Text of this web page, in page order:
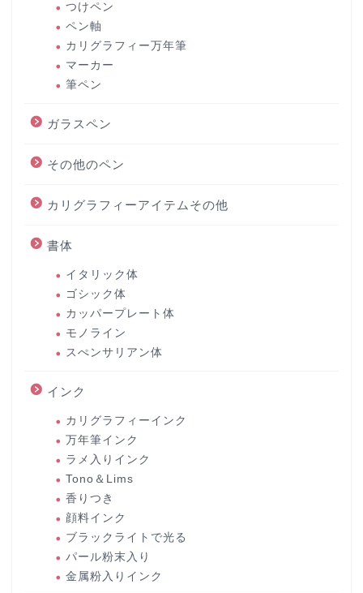
つけペン
ペン軸
カリグラフィー万年筆
マーカー
筆ペン
ガラスペン
その他のペン
カリグラフィーアイテムその他
書体
イタリック体
ゴシック体
カッパープレート体
モノライン
スぺンサリアン体
インク
カリグラフィーインク
万年筆インク
ラメ入りインク
Tono＆Lims
香りつき
顔料インク
ブラックライトで光る
パール粉末入り
金属粉入りインク